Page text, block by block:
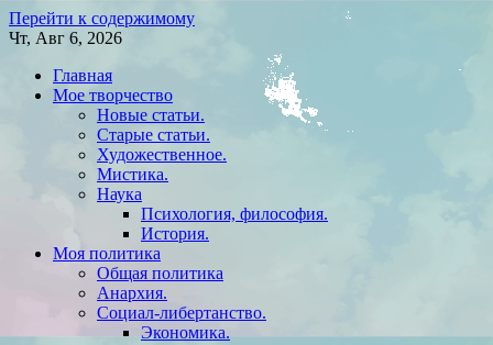
Перейти к содержимому
Чт, Авг 6, 2026
Главная
Мое творчество
Новые статьи.
Старые статьи.
Художественное.
Мистика.
Наука
Психология, философия.
История.
Моя политика
Общая политика
Анархия.
Социал-либертанство.
Экономика.